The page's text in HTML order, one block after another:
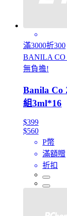
滿3000折300
BANILA CO
無負擔!
Banila Co
組3ml*16
$399
$560
P幣
滿額贈
折扣